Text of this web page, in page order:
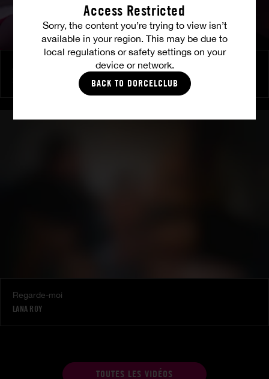
Access Restricted
Sorry, the content you’re trying to view isn’t
available in your region. This may be due to
local regulations or safety settings on your
device or network.
BACK TO DORCELCLUB
À ses ordres
Regarde-moi
LANA ROY
TOUTES LES VIDÉOS